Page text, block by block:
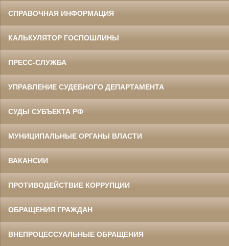
СПРАВОЧНАЯ ИНФОРМАЦИЯ
КАЛЬКУЛЯТОР ГОСПОШЛИНЫ
ПРЕСС-СЛУЖБА
УПРАВЛЕНИЕ СУДЕБНОГО ДЕПАРТАМЕНТА
СУДЫ СУБЪЕКТА РФ
МУНИЦИПАЛЬНЫЕ ОРГАНЫ ВЛАСТИ
ВАКАНСИИ
ПРОТИВОДЕЙСТВИЕ КОРРУПЦИИ
ОБРАЩЕНИЯ ГРАЖДАН
ВНЕПРОЦЕССУАЛЬНЫЕ ОБРАЩЕНИЯ